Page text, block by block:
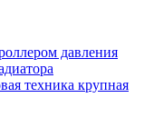
давления
техника крупная